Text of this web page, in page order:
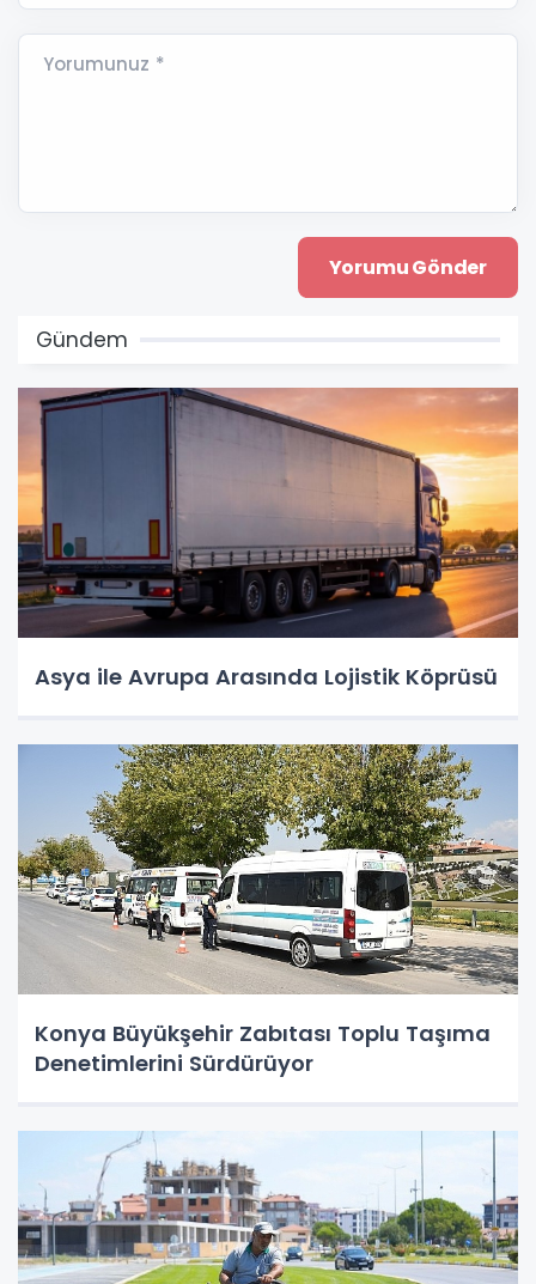
Yorumunuz *
Gündem
Asya ile Avrupa Arasında Lojistik Köprüsü
Konya Büyükşehir Zabıtası Toplu Taşıma
Denetimlerini Sürdürüyor